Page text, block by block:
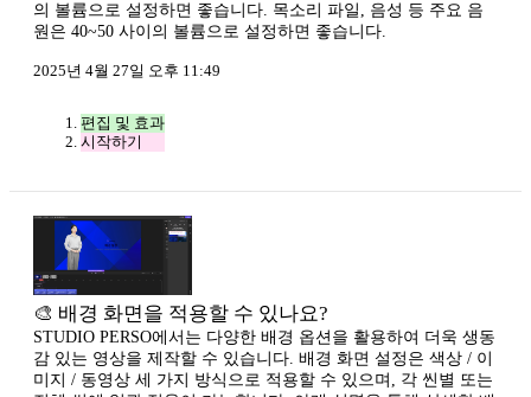
의 볼륨으로 설정하면 좋습니다. 목소리 파일, 음성 등 주요 음
원은 40~50 사이의 볼륨으로 설정하면 좋습니다.
2025년 4월 27일 오후 11:49
편집 및 효과
시작하기
🎨 배경 화면을 적용할 수 있나요?
STUDIO PERSO에서는 다양한 배경 옵션을 활용하여 더욱 생동
감 있는 영상을 제작할 수 있습니다. 배경 화면 설정은 색상 / 이
미지 / 동영상 세 가지 방식으로 적용할 수 있으며, 각 씬별 또는